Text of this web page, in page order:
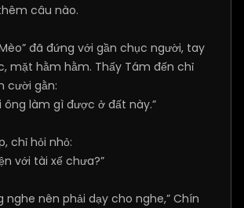
câu nào.
đã đứng với gần chục người, tay
mặt hằm hằm. Thấy Tám đến chỉ
cười gằn:
ông làm gì được ở đất này.”
chỉ hỏi nhỏ:
với tài xế chưa?”
nghe nên phải dạy cho nghe,” Chín